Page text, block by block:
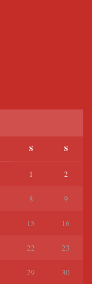
S S
1 2
8 9
15 16
22 23
29 30